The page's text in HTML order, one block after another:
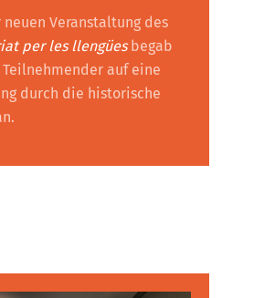
Veranstaltung des
per les llengüesbegab
auf eine
durch die historische